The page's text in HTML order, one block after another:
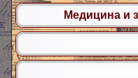
Медицина и